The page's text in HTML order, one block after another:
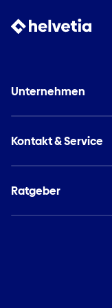
Unternehmen
Kontakt & Service
Ratgeber